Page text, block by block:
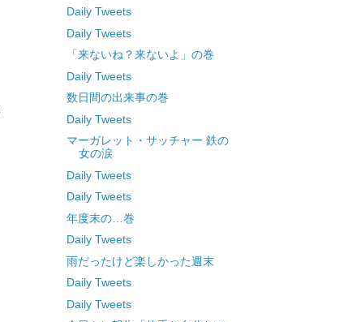
Daily Tweets
Daily Tweets
「来ないね？来ないよ」の巻
Daily Tweets
数日間の出来事の巻
Daily Tweets
マーガレット・サッチャー 鉄の
女の涙
Daily Tweets
Daily Tweets
年度末の…巻
Daily Tweets
雨だったけど楽しかった週末
Daily Tweets
Daily Tweets